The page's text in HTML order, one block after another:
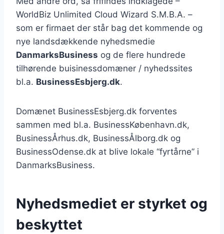
WorldBiz Unlimited Cloud Wizard S.M.B.A. –
som er firmaet der står bag det kommende og
nye landsdækkende nyhedsmedie
DanmarksBusiness og de flere hundrede
tilhørende buisinessdomæner / nyhedssites
bl.a. BusinessEsbjerg.dk.
Domænet BusinessEsbjerg.dk forventes
sammen med bl.a. BusinessKøbenhavn.dk,
BusinessÅrhus.dk, BusinessÅlborg.dk og
BusinessOdense.dk at blive lokale “fyrtårne” i
DanmarksBusiness.
Nyhedsmediet er styrket og
beskyttet